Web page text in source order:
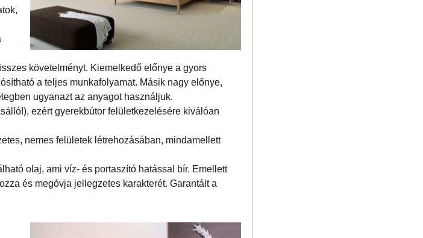
követelményt. Kiemelkedő előnye a gyors
a teljes munkafolyamat. Másik nagy előnye,
ugyanazt az anyagot használjuk.
ezért gyerekbútor felületkezelésére kiválóan
nemes felületek létrehozásában, mindamellett
olaj, ami víz- és portaszító hatással bír. Emellett
és megóvja jellegzetes karakterét. Garantált a